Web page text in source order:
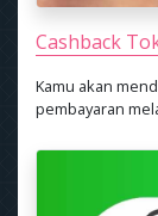
Cashback
Kamu akan
pembayaran